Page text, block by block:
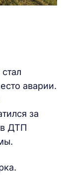
аварии.
за
ДТП